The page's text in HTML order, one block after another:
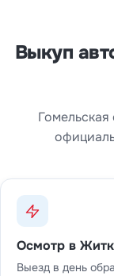
Выкуп
Осмотр в
Выезд в день